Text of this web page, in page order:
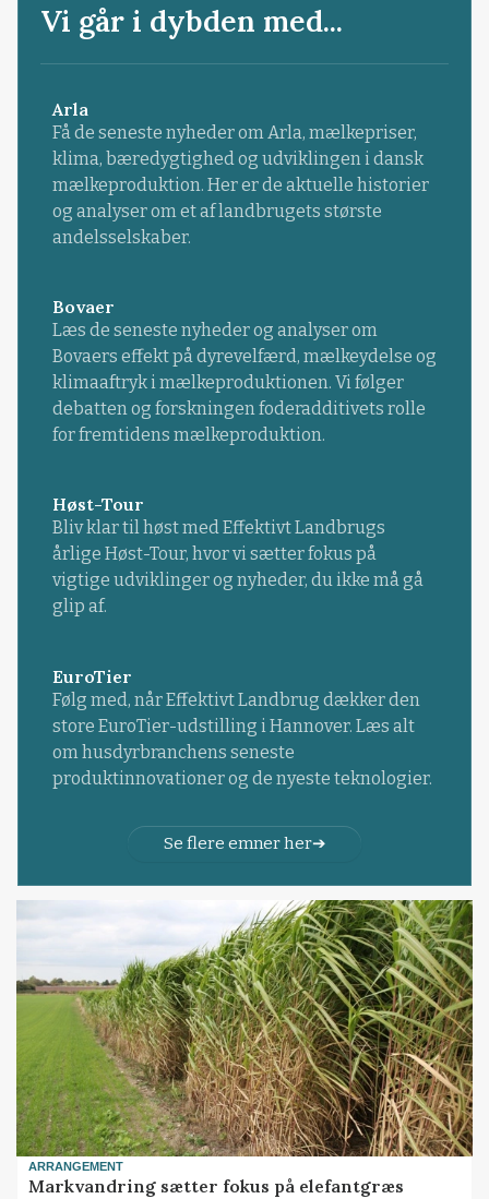
Vi går i dybden med...
Arla
Få de seneste nyheder om Arla, mælkepriser,
klima, bæredygtighed og udviklingen i dansk
mælkeproduktion. Her er de aktuelle historier
og analyser om et af landbrugets største
andelsselskaber.
Bovaer
Læs de seneste nyheder og analyser om
Bovaers effekt på dyrevelfærd, mælkeydelse og
klimaaftryk i mælkeproduktionen. Vi følger
debatten og forskningen foderadditivets rolle
for fremtidens mælkeproduktion.
Høst-Tour
Bliv klar til høst med Effektivt Landbrugs
årlige Høst-Tour, hvor vi sætter fokus på
vigtige udviklinger og nyheder, du ikke må gå
glip af.
EuroTier
Følg med, når Effektivt Landbrug dækker den
store EuroTier-udstilling i Hannover. Læs alt
om husdyrbranchens seneste
produktinnovationer og de nyeste teknologier.
Se flere emner her
ARRANGEMENT
Markvandring sætter fokus på elefantgræs